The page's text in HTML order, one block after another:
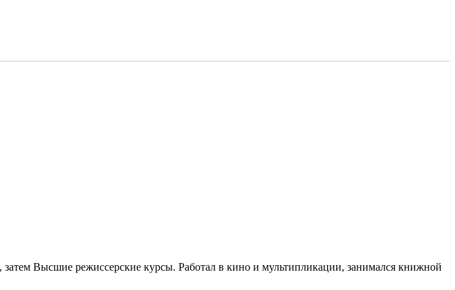
Высшие режиссерские курсы. Работал в кино и мультипликации, занимался книжной